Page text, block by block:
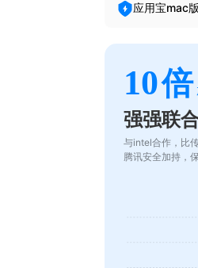
应用宝mac
10倍
强强联
与intel合作，比
腾讯安全加持，